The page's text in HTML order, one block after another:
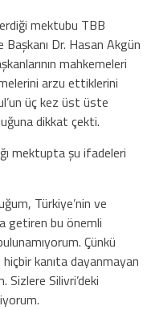
mektubu TBB
Dr. Hasan Akgün
mahkemeleri
arzu ettiklerini
üç kez üst üste
dikkat çekti.
mektupta şu ifadeleri
Türkiye’nin ve
getiren bu önemli
Çünkü
kanıta dayanmayan
Silivri’deki